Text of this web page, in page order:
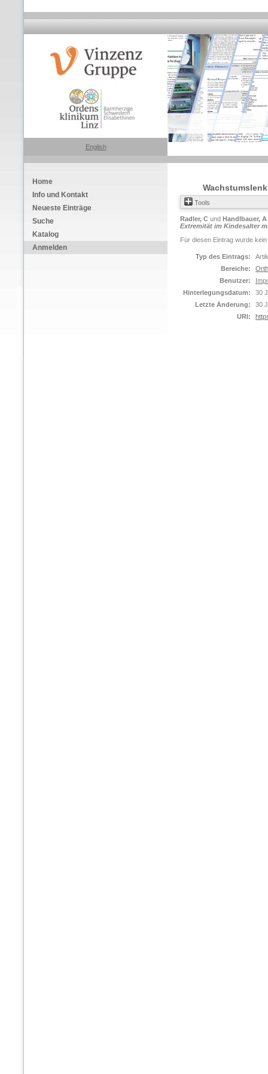
English
Home
Info und Kontakt
Neueste Einträge
Suche
Katalog
Anmelden
Tools
Radler, C und Handlbauer, A
Extremität im Kindesalter
Für diesen Eintrag wurde
Typ des Eintrags:
Bereiche:
Benutzer:
Hinterlegungsdatum:
30
Letzte Änderung:
30
URI: